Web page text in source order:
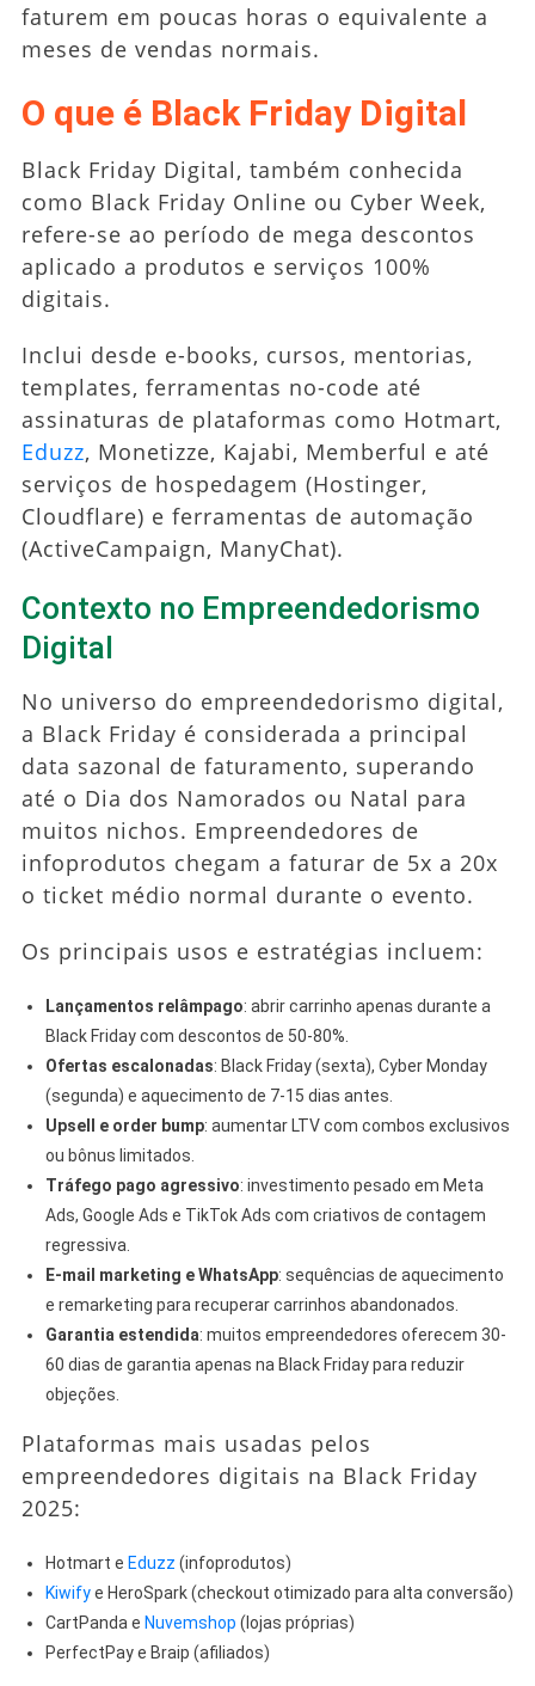
faturem em poucas horas o equivalente a
meses de vendas normais.
O que é Black Friday Digital
Black Friday Digital, também conhecida
como Black Friday Online ou Cyber Week,
refere-se ao período de mega descontos
aplicado a produtos e serviços 100%
digitais.
Inclui desde e-books, cursos, mentorias,
templates, ferramentas no-code até
assinaturas de plataformas como Hotmart,
Eduzz, Monetizze, Kajabi, Memberful e até
serviços de hospedagem (Hostinger,
Cloudflare) e ferramentas de automação
(ActiveCampaign, ManyChat).
Contexto no Empreendedorismo
Digital
No universo do empreendedorismo digital,
a Black Friday é considerada a principal
data sazonal de faturamento, superando
até o Dia dos Namorados ou Natal para
muitos nichos. Empreendedores de
infoprodutos chegam a faturar de 5x a 20x
o ticket médio normal durante o evento.
Os principais usos e estratégias incluem:
Lançamentos relâmpago: abrir carrinho apenas durante a
Black Friday com descontos de 50-80%.
Ofertas escalonadas: Black Friday (sexta), Cyber Monday
(segunda) e aquecimento de 7-15 dias antes.
Upsell e order bump: aumentar LTV com combos exclusivos
ou bônus limitados.
Tráfego pago agressivo: investimento pesado em Meta
Ads, Google Ads e TikTok Ads com criativos de contagem
regressiva.
E-mail marketing e WhatsApp: sequências de aquecimento
e remarketing para recuperar carrinhos abandonados.
Garantia estendida: muitos empreendedores oferecem 30-
60 dias de garantia apenas na Black Friday para reduzir
objeções.
Plataformas mais usadas pelos
empreendedores digitais na Black Friday
2025:
Hotmart e Eduzz (infoprodutos)
Kiwifye HeroSpark (checkout otimizado para alta conversão)
CartPanda e Nuvemshop (lojas próprias)
PerfectPay e Braip (afiliados)